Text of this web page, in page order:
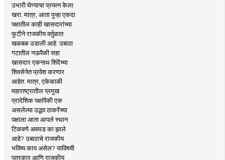
उभारी घेण्याचा प्रयत्न केला
खरा. मात्र, आता पुन्हा एकदा
पक्षातील काही खासदारांच्या
फुटीने राजकीय वर्तुळात
खळबळ उडाली आहे. उबाठा
गटातील नऊपैकी सहा
खासदार एकनाथ शिंदेंच्या
शिवसेनेत प्रवेश करणार
आहेत. मात्र, एकेकाळी
महाराष्ट्रातील प्रमुख
प्रादेशिक पक्षांपैकी एक
असलेल्या उद्धव ठाकरेंच्या
पक्षाला आता आपले स्थान
टिकवणे अवघड का झाले
आहे? उबाठाचे राजकीय
भविष्य काय असेल? याविषयी
पत्रकार आणि राजकीय